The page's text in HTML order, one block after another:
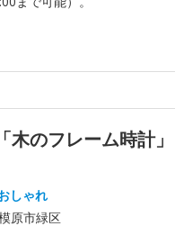
のフレーム時計」
しゃれ
原市緑区